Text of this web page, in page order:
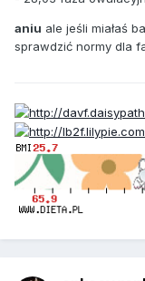
aniu ale jeśli miałaś
sprawdzić normy dla